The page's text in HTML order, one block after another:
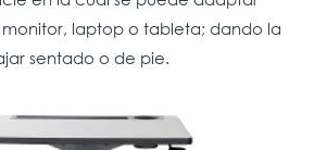
laptop o tableta; dando la
sentado o de pie.